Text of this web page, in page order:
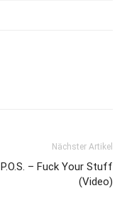
Nächster Artikel
P.O.S. – Fuck Your Stuff
(Video)